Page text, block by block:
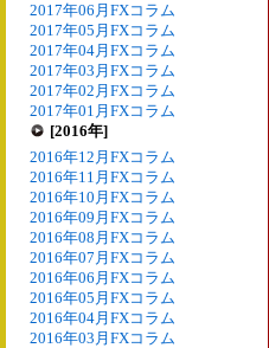
2017年06月FXコラム
2017年05月FXコラム
2017年04月FXコラム
2017年03月FXコラム
2017年02月FXコラム
2017年01月FXコラム
[2016年]
2016年12月FXコラム
2016年11月FXコラム
2016年10月FXコラム
2016年09月FXコラム
2016年08月FXコラム
2016年07月FXコラム
2016年06月FXコラム
2016年05月FXコラム
2016年04月FXコラム
2016年03月FXコラム